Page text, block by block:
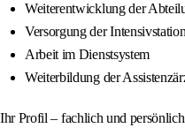
Weiterentwicklung der
Versorgung der Intensivstation
Arbeit im Dienstsystem
Weiterbildung der
Ihr Profil – fachlich und